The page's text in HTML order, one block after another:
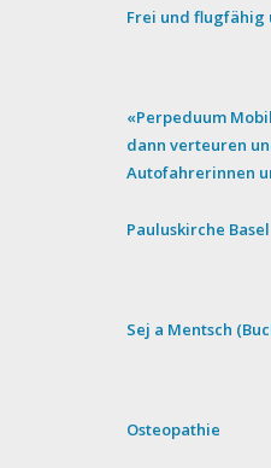
Frei und flugfähig
«Perpeduum
dann verteuren
Autofahrerinnen
Pauluskirche Basel
Sej a Mentsch
Osteopathie